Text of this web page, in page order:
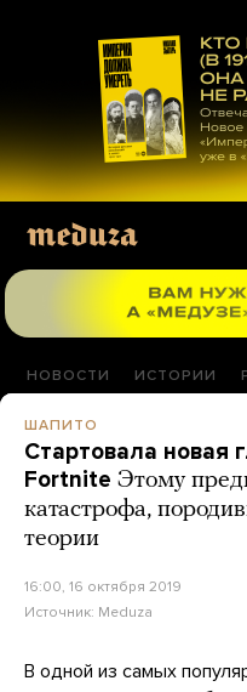
материалам
НОВОСТИ ИСТОРИИ
ШАПИТО
Стартовала новая
Fortnite Этому
катастрофа,
теории
16:00, 16 октября 2019
Источник: Meduza
В одной из самых